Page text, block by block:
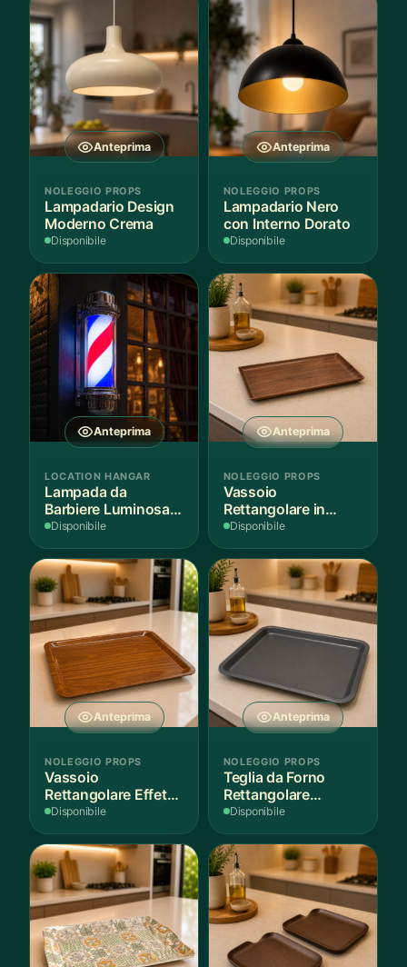
Anteprima
NOLEGGIO PROPS
Lampadario Design
Moderno Crema
Disponibile
Anteprima
NOLEGGIO PROPS
Lampadario Nero
con Interno Dorato
Disponibile
Anteprima
LOCATION HANGAR
Lampada da
Barbiere Luminosa
Rotante
Disponibile
Anteprima
NOLEGGIO PROPS
Vassoio
Rettangolare in
Legno Scuro
Disponibile
Anteprima
NOLEGGIO PROPS
Vassoio
Rettangolare Effetto
Legno
Disponibile
Anteprima
NOLEGGIO PROPS
Teglia da Forno
Rettangolare
Antiaderente
Disponibile